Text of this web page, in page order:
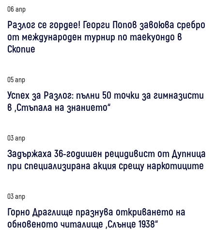
06 апр
Разлог се гордее! Георги Попов завоюва сребро
от международен турнир по таекуондо в
Скопие
05 апр
Успех за Разлог: пълни 50 точки за гимназисти
в „Стъпала на знанието“
03 апр
Задържаха 36-годишен рецидивист от Дупница
при специализирана акция срещу наркотиците
03 апр
Горно Драглище празнува откриването на
обновеното читалище „Слънце 1938“